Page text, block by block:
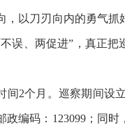
，以刀刃向内的勇气
误、两促进”，真正
间2个月。巡察期间设
政编码：123099；同